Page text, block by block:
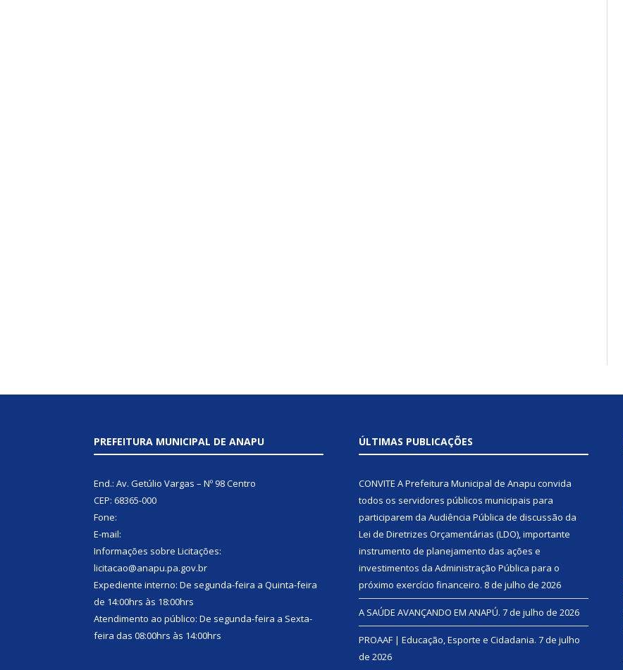
PREFEITURA MUNICIPAL DE ANAPU
End.: Av. Getúlio Vargas – Nº 98 Centro
CEP: 68365-000
Fone:
E-mail:
Informações sobre Licitações:
licitacao@anapu.pa.gov.br
Expediente interno: De segunda-feira a Quinta-feira
de 14:00hrs às 18:00hrs
Atendimento ao público: De segunda-feira a Sexta-
feira das 08:00hrs às 14:00hrs
ÚLTIMAS PUBLICAÇÕES
CONVITE A Prefeitura Municipal de Anapu convida
todos os servidores públicos municipais para
participarem da Audiência Pública de discussão da
Lei de Diretrizes Orçamentárias (LDO), importante
instrumento de planejamento das ações e
investimentos da Administração Pública para o
próximo exercício financeiro. 8 de julho de 2026
A SAÚDE AVANÇANDO EM ANAPÚ. 7 de julho de 2026
PROAAF | Educação, Esporte e Cidadania. 7 de julho
de 2026